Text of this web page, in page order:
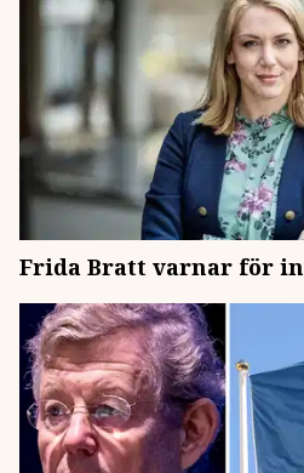
Frida Bratt varnar för